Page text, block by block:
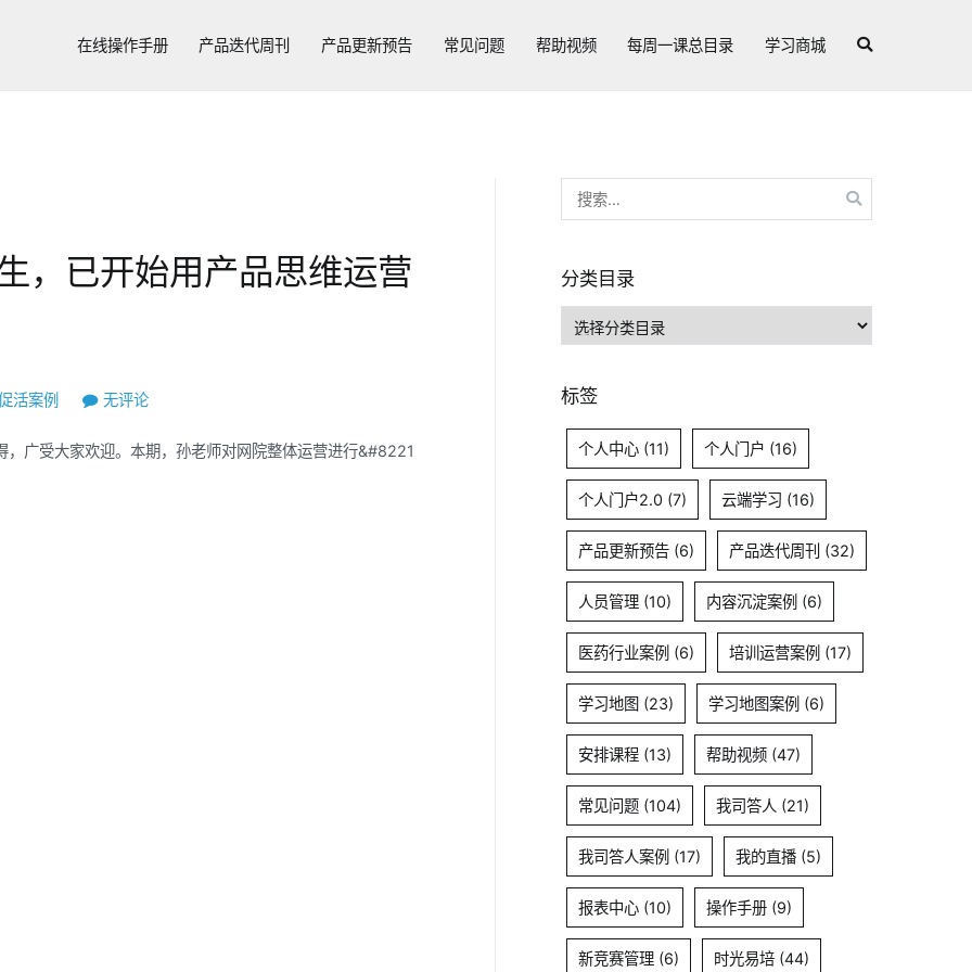
在线操作手册 产品迭代周刊 产品更新预告 常见问题 帮助视频 每周一课总目录 学习商城
，已开始用产品思维运营
活案例
满
集
无评论
广受大家欢迎。本期，孙老师对网院整体运营进行&#8221
索：
分类目录
类
录
标签
个人中心 (11) 个人门户 (16)
个人门户2.0 (7) 云端学习 (16)
产品更新预告 (6) 产品迭代周刊 (32)
人员管理 (10) 内容沉淀案例 (6)
医药行业案例 (6) 培训运营案例 (17)
学习地图 (23) 学习地图案例 (6)
安排课程 (13) 帮助视频 (47)
常见问题 (104) 我司答人 (21)
我司答人案例 (17) 我的直播 (5)
报表中心 (10) 操作手册 (9)
新竞赛管理 (6) 时光易培 (44)